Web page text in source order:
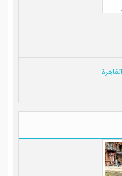
القاهرة